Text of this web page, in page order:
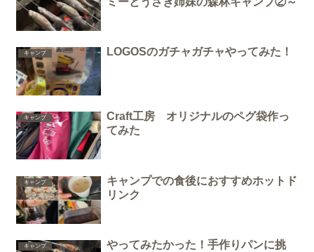
キャンプ LOGOSのガチャガチャやってみた！
キャンプ
Craft工房 オリジナルのペグ袋作っ
てみた
キャンプ
キャンプでの食後におすすめホットド
リンク
キャンプ
やってみたかった！手作りパンに挑